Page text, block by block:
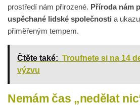
prostředí nám přirozené. Příroda nám
uspěchané lidské společnosti a
přiměřeným tempem.
Čtěte také: Troufnete si na 14
výzvu
Nemám čas „nedělat